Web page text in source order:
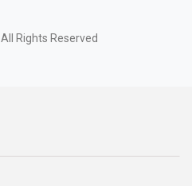
All Rights Reserved